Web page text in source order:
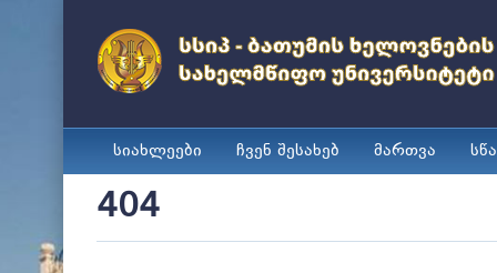
სიახლეები ჩვენ შესახებ მართვა
404